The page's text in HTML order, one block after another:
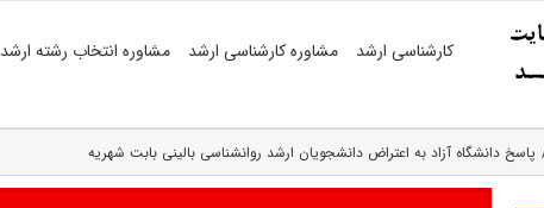
کارشناسی ارشد مشاوره کارشناسی ارشد مشاوره انتخاب رشته ارشد
پاسخ دانشگاه آزاد به اعتراض دانشجویان ارشد روانشناسی بالینی بابت شهریه